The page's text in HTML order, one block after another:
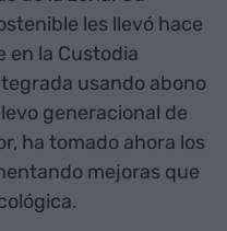
les llevó hace
en la Custodia
usando abono
generacional de
ha tomado ahora los
mejoras que